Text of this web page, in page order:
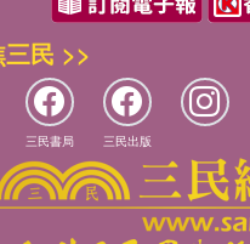
民 >>
三民書局 三民出版